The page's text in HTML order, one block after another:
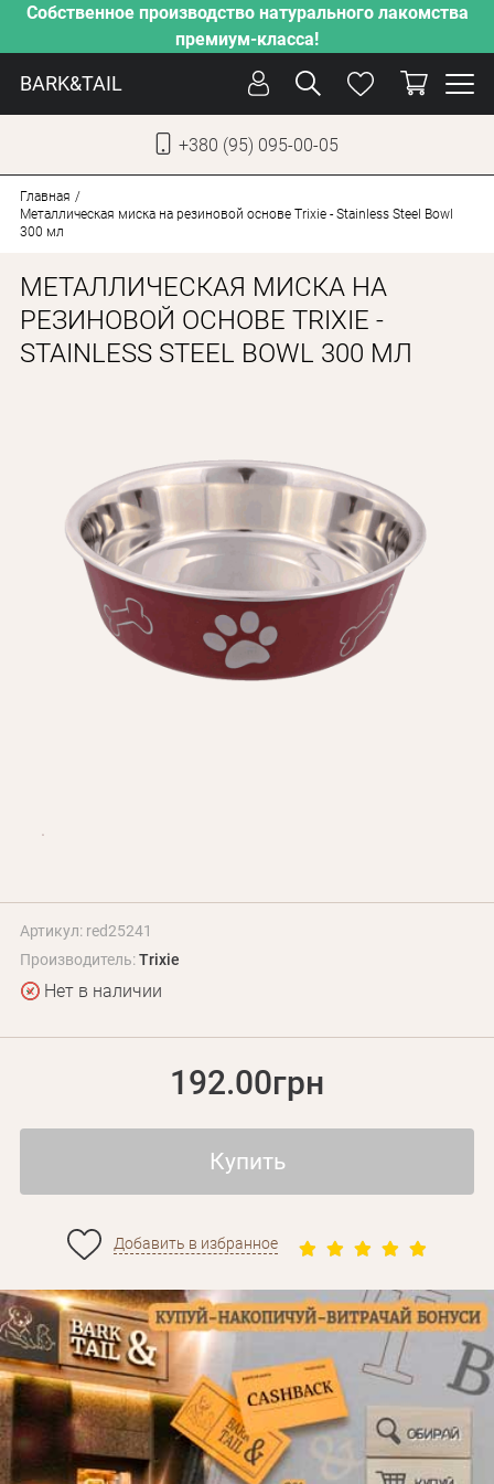
Собственное производство натурального лакомства
премиум-класса!
BARK&TAIL
+380 (95) 095-00-05
КОТЫ
ОТ ЖАРЫ
НАШЕ ПРОИЗВОДСТВО
О КОМПАНИИ
Оплата и доставка
Программа лояльности
О Нас
Оптовым клиентам
Главная
Металлическая миска на резиновой основе Trixie - Stainless Steel Bowl
300 мл
МЕТАЛЛИЧЕСКАЯ МИСКА НА
РЕЗИНОВОЙ ОСНОВЕ TRIXIE -
STAINLESS STEEL BOWL 300 МЛ
Артикул: red25241
Производитель:Trixie
Нет в наличии
192.00грн
Купить
Добавить в избранное
Забыли пароль?
Личные данные